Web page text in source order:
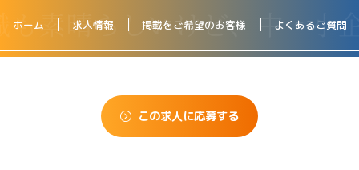
ホーム 求人情報 掲載をご希望のお客様 よくあるご質問
この求人に応募する